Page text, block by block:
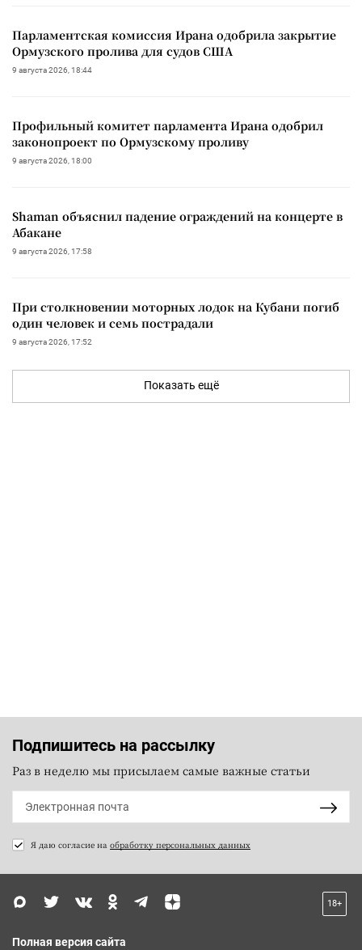
Парламентская комиссия Ирана одобрила закрытие
Ормузского пролива для судов США
9 августа 2026, 18:44
Профильный комитет парламента Ирана одобрил
законопроект по Ормузскому проливу
9 августа 2026, 18:00
Shaman объяснил падение ограждений на концерте в
Абакане
9 августа 2026, 17:58
При столкновении моторных лодок на Кубани погиб
один человек и семь пострадали
9 августа 2026, 17:52
Показать ещё
Подпишитесь на рассылку
Раз в неделю мы присылаем самые важные статьи
Я даю согласие на обработку персональных данных
18+
Полная версия сайта